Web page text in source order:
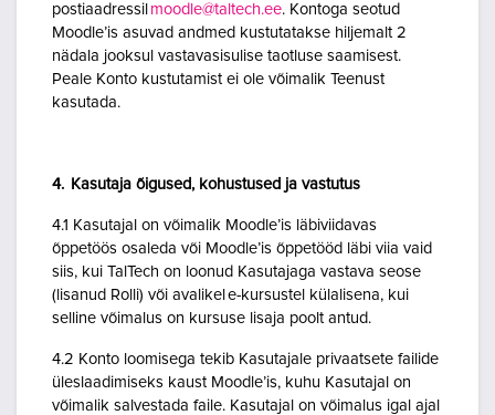
postiaadressil moodle@taltech.ee. Kontoga seotud
Moodle’is asuvad andmed kustutatakse hiljemalt 2
nädala jooksul vastavasisulise taotluse saamisest.
Peale Konto kustutamist ei ole võimalik Teenust
kasutada.
4. Kasutaja õigused, kohustused ja vastutus
4.1 Kasutajal on võimalik Moodle’is läbiviidavas
õppetöös osaleda või Moodle’is õppetööd läbi viia vaid
siis, kui TalTech on loonud Kasutajaga vastava seose
(lisanud Rolli) või avalikel e-kursustel külalisena, kui
selline võimalus on kursuse lisaja poolt antud.
4.2 Konto loomisega tekib Kasutajale privaatsete failide
üleslaadimiseks kaust Moodle’is, kuhu Kasutajal on
võimalik salvestada faile. Kasutajal on võimalus igal ajal